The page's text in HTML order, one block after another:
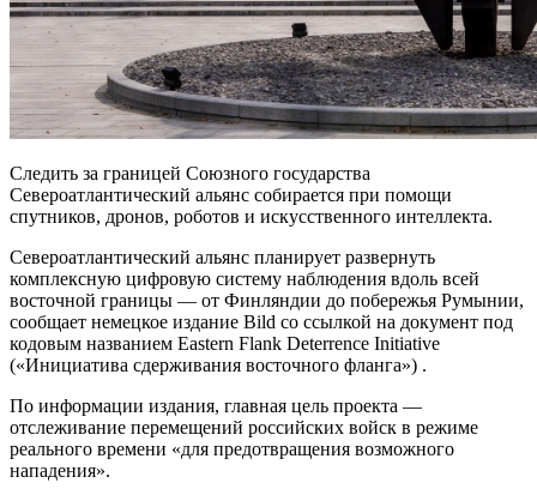
Следить за границей Союзного государства
Североатлантический альянс собирается при помощи
спутников, дронов, роботов и искусственного интеллекта.
Североатлантический альянс планирует развернуть
комплексную цифровую систему наблюдения вдоль всей
восточной границы — от Финляндии до побережья Румынии,
сообщает немецкое издание Bild со ссылкой на документ под
кодовым названием Eastern Flank Deterrence Initiative
(«Инициатива сдерживания восточного фланга») .
По информации издания, главная цель проекта —
отслеживание перемещений российских войск в режиме
реального времени «для предотвращения возможного
нападения».